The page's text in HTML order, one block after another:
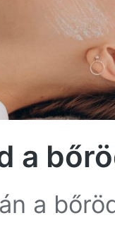
a
a